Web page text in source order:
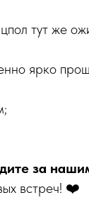
тут же
ярко
за
встреч! ❤️